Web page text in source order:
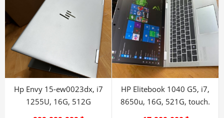
Hp Envy 15-ew0023dx, i7
1255U, 16G, 512G
HP Elitebook 1040 G5, i7,
8650u, 16G, 521G, touch.